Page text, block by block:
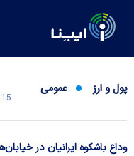
پول و ارز عمومی
15 تير 1405 - 12:40
وداع باشکوه ایرانیان در